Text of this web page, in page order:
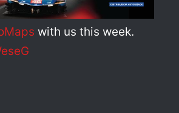
with us this week.